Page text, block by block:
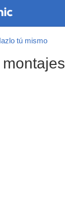
tú mismo